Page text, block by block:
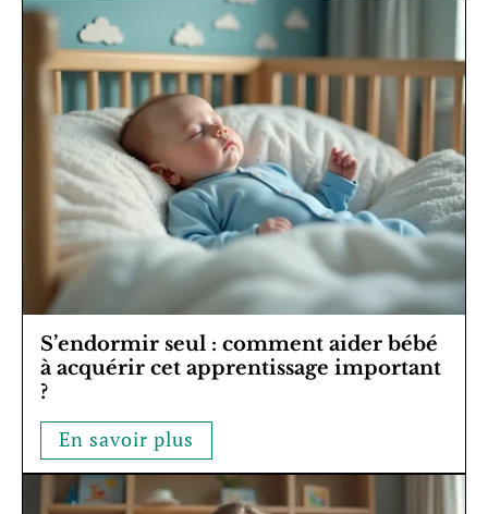
S’endormir seul : comment aider bébé
à acquérir cet apprentissage important
?
En savoir plus